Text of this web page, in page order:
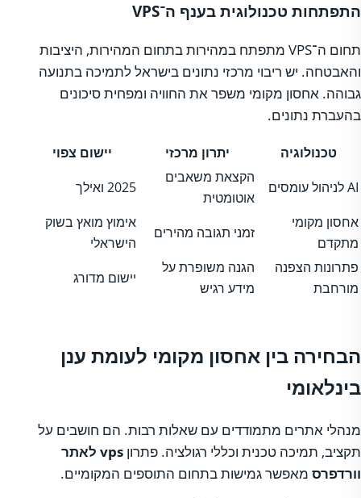
התפתחות טכנולוגית בענף ה־VPS
תחום ה־VPS מתפתח במהירות בתחום המהירות, היציבות
והאבטחה. יש ריבוי מרכזי נתונים בישראל לתמיכה בתנועה
גבוהה. אחסון מקומי משפר את החוויה ומפחית סיכונים
בהעברת נתונים.
טכנולוגיה יתרון מרכזי
יישום צפוי
AI לניהול עומסים
הקצאת משאבים
אוטומטית
2025 ואילך
אחסון מקומי
מתקדם
זמני תגובה מהירים
אימוץ מואץ בשוק
הישראלי
פתרונות הצפנה
מורחבת
הגנה משופרת על
מידע רגיש
יישום מדורג
הבחירה בין אחסון מקומי לעומת ענן
בינלאומי
מנהלי אתרים מתמודדים עם שאלות רבות. הם חושבים על
תקציב, תמיכה טכנית וכללי רגולציה. פתרון
vps לאתר
וורדפרס מאפשר גמישות בתחום התוספים המקומיים.